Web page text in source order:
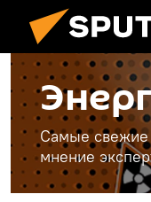
Самые свежие
мнение